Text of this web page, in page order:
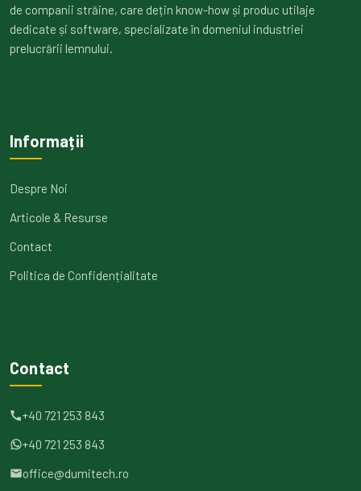
de companii străine, care dețin know-how și produc utilaje
dedicate și software, specializate în domeniul industriei
prelucrării lemnului.
Informații
Despre Noi
Articole & Resurse
Contact
Politica de Confidențialitate
Contact
+40 721 253 843
+40 721 253 843
office@dumitech.ro